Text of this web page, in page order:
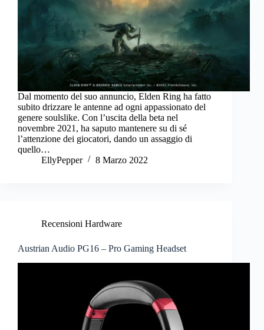
Dal momento del suo annuncio, Elden Ring ha fatto
subito drizzare le antenne ad ogni appassionato del
genere soulslike. Con l’uscita della beta nel
novembre 2021, ha saputo mantenere su di sé
l’attenzione dei giocatori, dando un assaggio di
quello…
EllyPepper
8 Marzo 2022
Recensioni Hardware
Austrian Audio PG16 – Pro Gaming Headset